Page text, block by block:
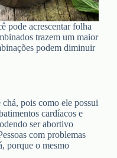
pode acrescentar folha
trazem um maior
podem diminuir
pois como ele possui
cardíacos e
ser abortivo
com problemas
porque o mesmo